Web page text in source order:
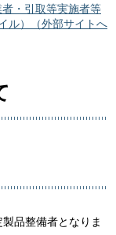
・引取等実施者等
ル）（外部サイトへ
品整備者となりま